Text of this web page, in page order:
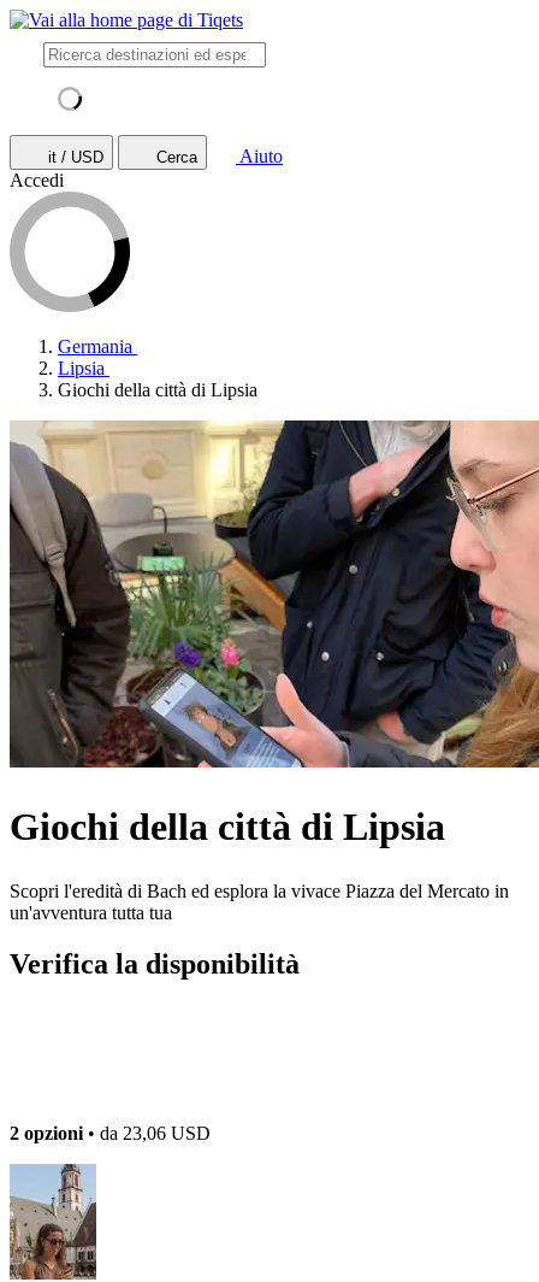
it / USD Cerca
Aiuto
Accedi
Germania
Lipsia
Giochi della città di Lipsia
Giochi della città di Lipsia
Scopri l'eredità di Bach ed esplora la vivace Piazza del Mercato in
un'avventura tutta tua
Verifica la disponibilità
2 opzioni • da 23,06 USD